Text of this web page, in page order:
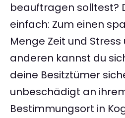
beauftragen solltest?
einfach: Zum einen
Menge Zeit und Stress
anderen kannst du
deine Besitztümer
unbeschädigt an
Bestimmungsort in